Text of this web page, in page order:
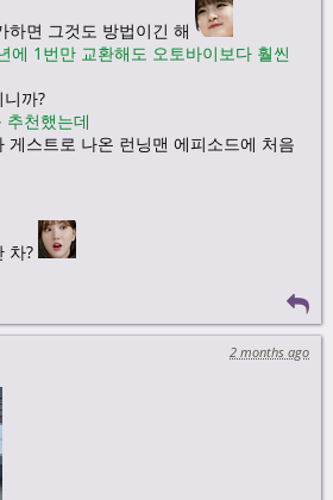
하면 그것도 방법이긴 해
에 1번만 교환해도 오토바이보다 훨씬
까?
추천했는데
게스트로 나온 런닝맨 에피소드에 처음
차?
2 months ago